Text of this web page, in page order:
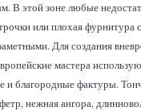
В этой зоне любые
или плохая фурнитура
Для создания
мастера
и благородные фактуры.
нежная ангора,